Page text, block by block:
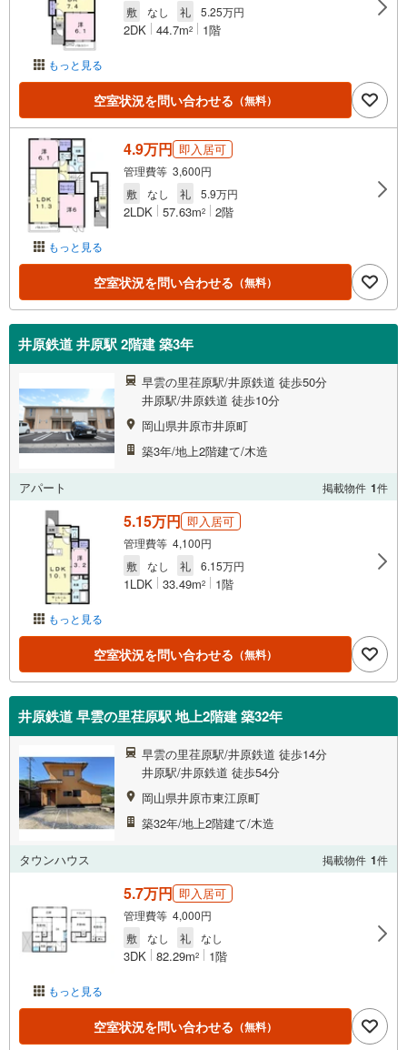
もっと見る
敷
なし 礼 5.25万円
2DK 44.7m2 1階
空室状況を問い合わせる （無料）
もっと見る
4.9万円 即入居可
管理費等 3,600円
敷
なし 礼 5.9万円
2LDK 57.63m2 2階
空室状況を問い合わせる （無料）
井原鉄道 井原駅 2階建 築3年
早雲の里荏原駅/井原鉄道 徒歩50分
井原駅/井原鉄道 徒歩10分
岡山県井原市井原町
築3年/地上2階建て/木造
アパート 掲載物件 1件
もっと見る
5.15万円 即入居可
管理費等 4,100円
敷
なし 礼 6.15万円
1LDK 33.49m2 1階
空室状況を問い合わせる （無料）
井原鉄道 早雲の里荏原駅 地上2階建 築32年
早雲の里荏原駅/井原鉄道 徒歩14分
井原駅/井原鉄道 徒歩54分
岡山県井原市東江原町
築32年/地上2階建て/木造
タウンハウス 掲載物件 1件
もっと見る
5.7万円 即入居可
管理費等 4,000円
敷
なし 礼 なし
3DK 82.29m2 1階
空室状況を問い合わせる （無料）